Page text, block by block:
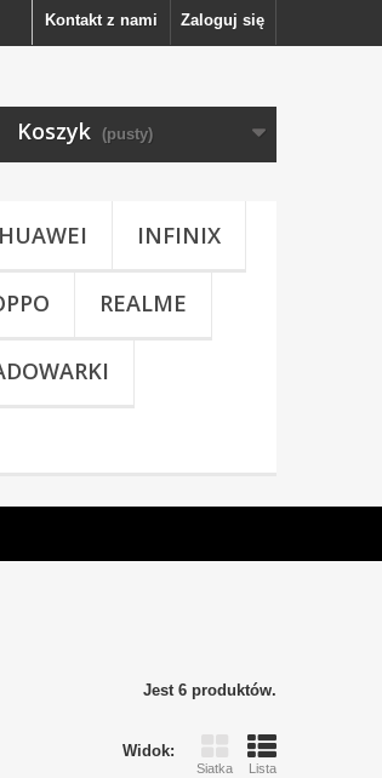
Zaloguj się
Kontakt z nami
Koszyk (pusty)
HUAWEI INFINIX
REALME
Jest 6 produktów.
Widok:
Siatka Lista